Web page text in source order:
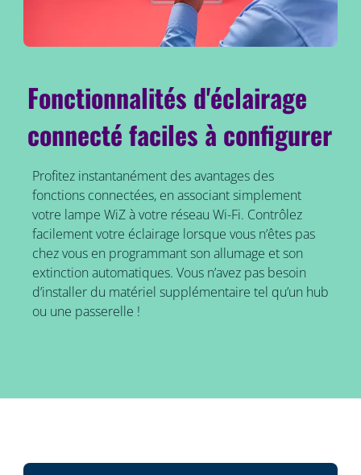
Fonctionnalités d'éclairage
connecté faciles à configurer
Profitez instantanément des avantages des
fonctions connectées, en associant simplement
votre lampe WiZ à votre réseau Wi-Fi. Contrôlez
facilement votre éclairage lorsque vous n’êtes pas
chez vous en programmant son allumage et son
extinction automatiques. Vous n’avez pas besoin
d’installer du matériel supplémentaire tel qu’un hub
ou une passerelle !